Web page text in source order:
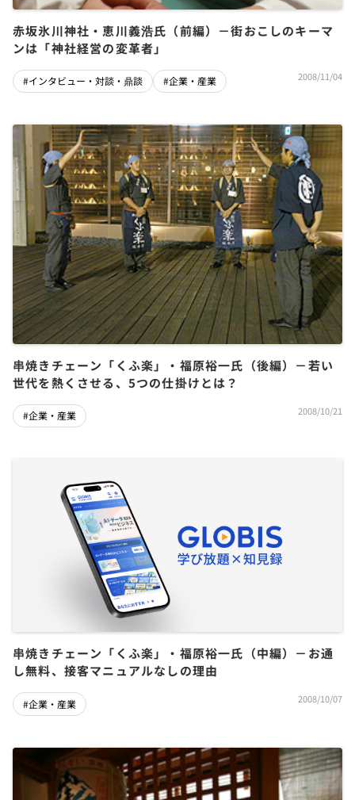
赤坂氷川神社・恵川義浩氏（前編）－街おこしのキーマ
ンは「神社経営の変革者」
#インタビュー・対談・鼎談 #企業・産業 2008/11/04
串焼きチェーン「くふ楽」・福原裕一氏（後編）－若い
世代を熱くさせる、5つの仕掛けとは？
#企業・産業 2008/10/21
串焼きチェーン「くふ楽」・福原裕一氏（中編）－お通
し無料、接客マニュアルなしの理由
#企業・産業 2008/10/07